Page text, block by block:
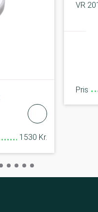
1530 Kr.
VR
Pris